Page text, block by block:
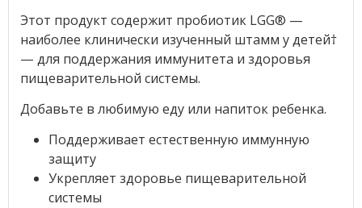
Этот продукт содержит пробиотик LGG® —
наиболее клинически изученный штамм у детей†
— для поддержания иммунитета и здоровья
пищеварительной системы.
Добавьте в любимую еду или напиток ребенка.
Поддерживает естественную иммунную
защиту
Укрепляет здоровье пищеварительной
системы